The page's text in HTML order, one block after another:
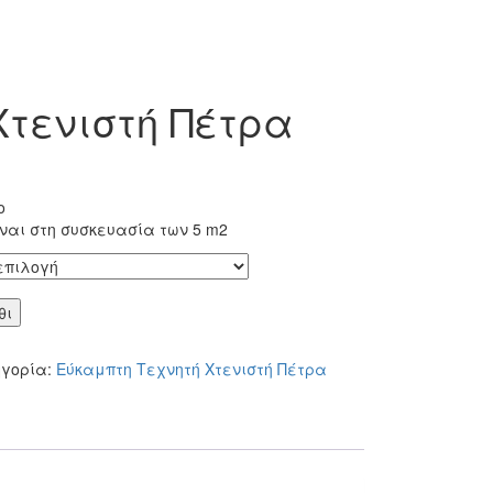
Πέτρα
στη συσκευασία των 5 m2
Εύκαμπτη Τεχνητή Χτενιστή Πέτρα